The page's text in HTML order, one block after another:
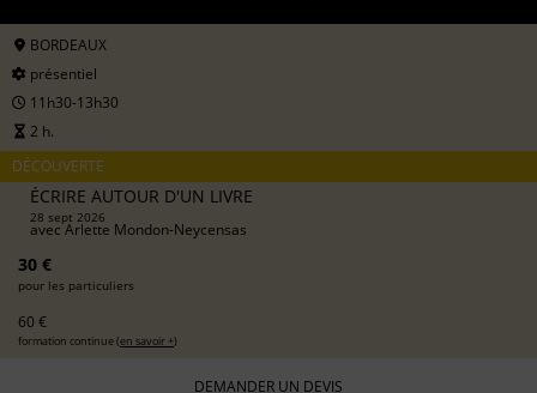
BORDEAUX
présentiel
11h30-13h30
2 h.
DÉCOUVERTE
ÉCRIRE AUTOUR D'UN LIVRE
28 sept 2026
avecArlette Mondon-Neycensas
30 €
pour les particuliers
60 €
formation continue (en savoir +)
DEMANDER UN DEVIS